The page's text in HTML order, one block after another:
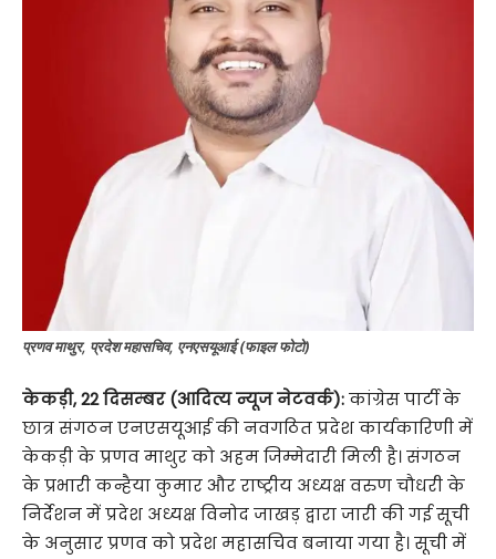
प्रणव माथुर, प्रदेश महासचिव, एनएसयूआई (फाइल फोटो)
केकड़ी, 22 दिसम्बर (आदित्य न्यूज नेटवर्क):कांग्रेस पार्टी के
छात्र संगठन एनएसयूआई की नवगठित प्रदेश कार्यकारिणी में
केकड़ी के प्रणव माथुर को अहम जिम्मेदारी मिली है। संगठन
के प्रभारी कन्हैया कुमार और राष्ट्रीय अध्यक्ष वरुण चौधरी के
निर्देशन में प्रदेश अध्यक्ष विनोद जाखड़ द्वारा जारी की गई सूची
के अनुसार प्रणव को प्रदेश महासचिव बनाया गया है। सूची में